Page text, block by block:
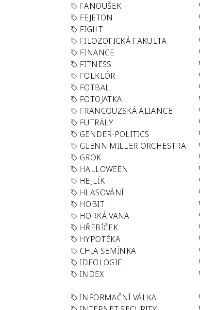
FANOUŠEK
FEJETON
FIGHT
FILOZOFICKÁ FAKULTA
FINANCE
FITNESS
FOLKLÓR
FOTBAL
FOTOJATKA
FRANCOUZSKÁ ALIANCE
FUTRÁLY
GENDER-POLITICS
GLENN MILLER ORCHESTRA
GROK
HALLOWEEN
HEJLÍK
HLASOVÁNÍ
HOBIT
HORKÁ VANA
HŘEBÍČEK
HYPOTÉKA
CHIA SEMÍNKA
IDEOLOGIE
INDEX
INFORMAČNÍ VÁLKA